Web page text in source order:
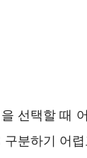
선택할 때
구분하기 어